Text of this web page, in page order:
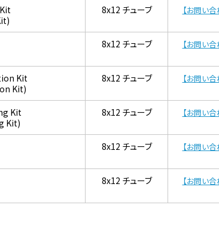
8x12 チューブ 【お問い合
8x12 チューブ 【お問い合
Kit
Kit)
8x12 チューブ 【お問い合
Kit
Kit)
8x12 チューブ 【お問い合
8x12 チューブ 【お問い合
8x12 チューブ 【お問い合